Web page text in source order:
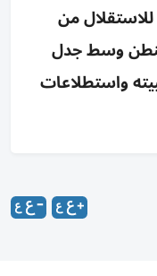
ترامب يفتتح احتفالات 250 للاستقلال من
وسط جدل
واستطلاعات